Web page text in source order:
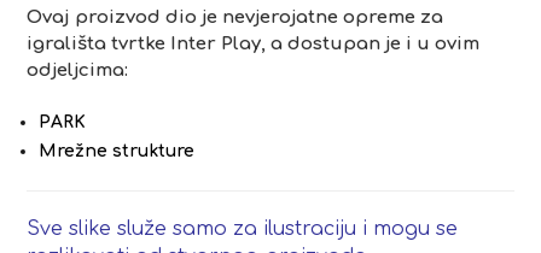
Ovaj proizvod dio je nevjerojatne opreme za
igrališta tvrtke Inter Play, a dostupan je i u ovim
odjeljcima:
PARK
Mrežne strukture
Sve slike služe samo za ilustraciju i mogu se